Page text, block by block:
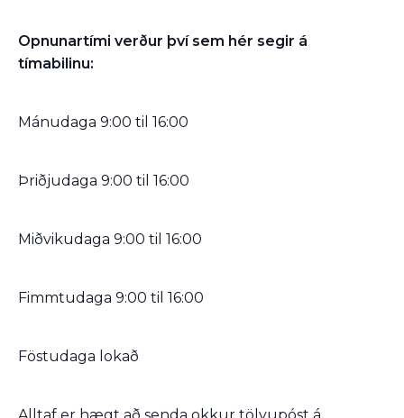
Opnunartími verður því sem hér segir á
tímabilinu:
Mánudaga 9:00 til 16:00
Þriðjudaga 9:00 til 16:00
Miðvikudaga 9:00 til 16:00
Fimmtudaga 9:00 til 16:00
Föstudaga lokað